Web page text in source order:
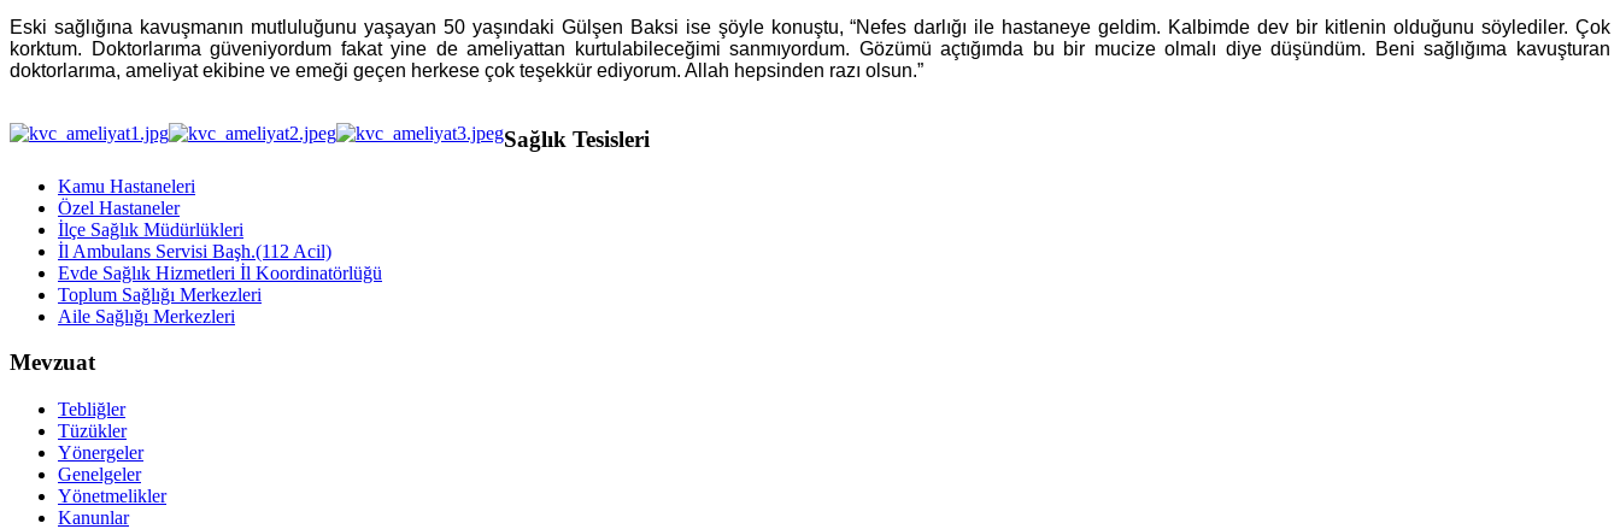
Eski sağlığına kavuşmanın mutluluğunu yaşayan 50 yaşındaki Gülşen Baksi ise şöyle konuştu, “Nefes darlığı ile hastaneye geldim. Kalbimde dev bir kitlenin olduğunu söylediler. Çok
korktum. Doktorlarıma güveniyordum fakat yine de ameliyattan kurtulabileceğimi sanmıyordum. Gözümü açtığımda bu bir mucize olmalı diye düşündüm. Beni sağlığıma kavuşturan
doktorlarıma, ameliyat ekibine ve emeği geçen herkese çok teşekkür ediyorum. Allah hepsinden razı olsun.”
Sağlık Tesisleri
Kamu Hastaneleri
Özel Hastaneler
İlçe Sağlık Müdürlükleri
İl Ambulans Servisi Başh.(112 Acil)
Evde Sağlık Hizmetleri İl Koordinatörlüğü
Toplum Sağlığı Merkezleri
Aile Sağlığı Merkezleri
Mevzuat
Tebliğler
Tüzükler
Yönergeler
Genelgeler
Yönetmelikler
Kanunlar